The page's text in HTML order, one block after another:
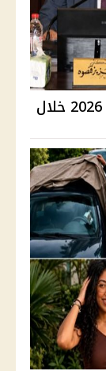
إعلان نتيجة تنسيق المرحلة الأولى 2026 خلال